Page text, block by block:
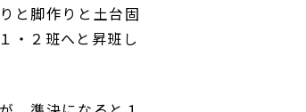
と脚作りと土台固
・２班へと昇班し